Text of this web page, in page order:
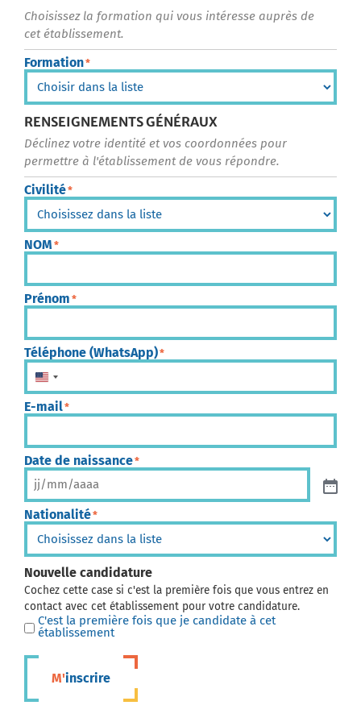
Choisissez la formation qui vous intéresse auprès de
cet établissement.
Formation*
RENSEIGNEMENTS GÉNÉRAUX
Déclinez votre identité et vos coordonnées pour
permettre à l'établissement de vous répondre.
Civilité*
NOM *
Prénom *
Téléphone (WhatsApp)*
États-Unis +1
E-mail*
Date de naissance*
Nationalité*
Nouvelle candidature
Cochez cette case si c'est la première fois que vous entrez en
contact avec cet établissement pour votre candidature.
C'est la première fois que je candidate à cet
établissement
M'inscrire